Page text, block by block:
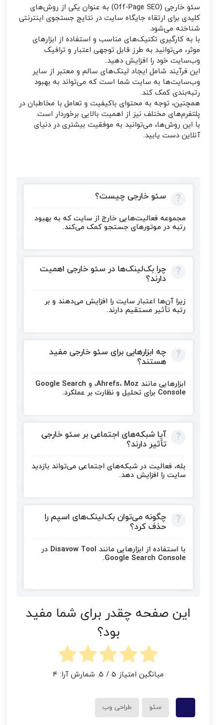
سئو خارجی (Off-Page SEO) به عنوان یکی از روش‌های
کلیدی برای ارتقاء جایگاه سایت در نتایج جستجوی اینترنتی
شناخته می‌شود.
با به کارگیری تکنیک‌های مناسب و استفاده از ابزارهای
موثر، می‌توانید به طرز قابل توجهی اعتبار و ترافیک
وب‌سایت خود را افزایش دهید.
این فرآیند شامل ایجاد لینک‌های سالم و معتبر از سایر
وب‌سایت‌ها به سایت شما است که می‌تواند به بهبود
رتبه‌بندی کمک کند.
همچنین، توجه به محتوای باکیفیت و تعامل با مخاطبان در
پلتفرم‌های مختلف نیز از اهمیت بالایی برخوردار است.
با این روش‌ها، می‌توانید به موفقیت بیشتری در دنیای
آنلاین دست یابید.
سئو خارجی چیست؟
مجموعه فعالیت‌هایی خارج از سایت که به بهبود
رتبه در موتورهای جستجو کمک می‌کند.
چرا بک‌لینک‌ها در سئو خارجی اهمیت
دارند؟
زیرا آن‌ها اعتبار سایت را افزایش می‌دهند و بر
رتبه تأثیر مستقیم دارند.
چه ابزارهایی برای سئو خارجی مفید
هستند؟
ابزارهایی مانند Ahrefs، Moz، و Google Search
Console برای تحلیل و نظارت بر عملکرد.
آیا شبکه‌های اجتماعی بر سئو خارجی
تأثیر دارند؟
بله، فعالیت در شبکه‌های اجتماعی می‌تواند بازدید
سایت را افزایش دهد.
چگونه می‌توان بک‌لینک‌های اسپم را
حذف کرد؟
با استفاده از ابزارهایی مانند Disavow Tool در
Google Search Console.
این صفحه چقدر برای شما مفید
بود؟
میانگین امتیاز ۵ / ۵. شمارش آرا: ۴
سئو طراحی وب